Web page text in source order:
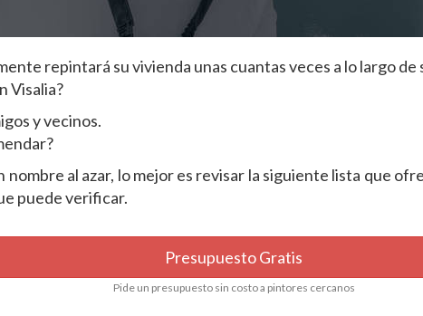
repintará su vivienda unas cuantas veces a lo largo de
Visalia?
y vecinos.
al azar, lo mejor es revisar la siguiente lista que
puede verificar.
Presupuesto Gratis
Pide un presupuesto sin costo a pintores cercanos